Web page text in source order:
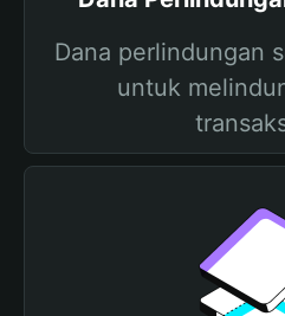
Dana perlindungan
untuk